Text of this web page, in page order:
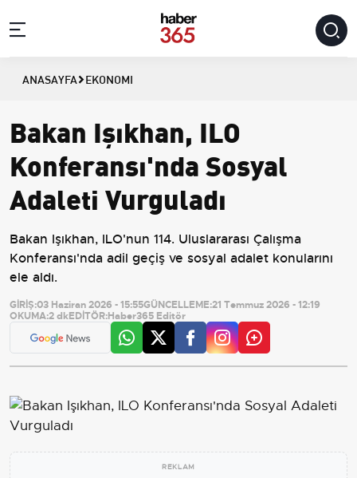
ANASAYFA EKONOMI
Bakan Işıkhan, ILO
Konferansı'nda Sosyal
Adaleti Vurguladı
Bakan Işıkhan, ILO'nun 114. Uluslararası Çalışma
Konferansı'nda adil geçiş ve sosyal adalet konularını
ele aldı.
GİRİŞ:03 Haziran 2026 - 15:55GÜNCELLEME:21 Temmuz 2026 - 12:19
OKUMA:2 dkEDİTÖR:Haber365 Editör
REKLAM